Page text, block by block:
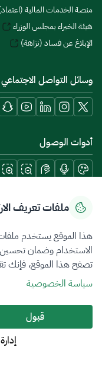
منصة الخدمات المالية
هيئة الخبراء بمجلس الوزراء
الإبلاغ عن فساد (نزاهة)
وسائل التواصل الاجتماعي
أدوات الوصول
حمل تطبيقات الجوال
سياسة الخصوصية شروط
جميع الحقوق محفوظة 2026 © ZATCA.GOV.SA
تم تطويره وصيانته بواسطة
ملفات تعريف
هذا الموقع يستخدم
الاستخدام وضمان تحسين
تصفح هذا الموقع، فإنك
سياسة الخصوصية
قبول